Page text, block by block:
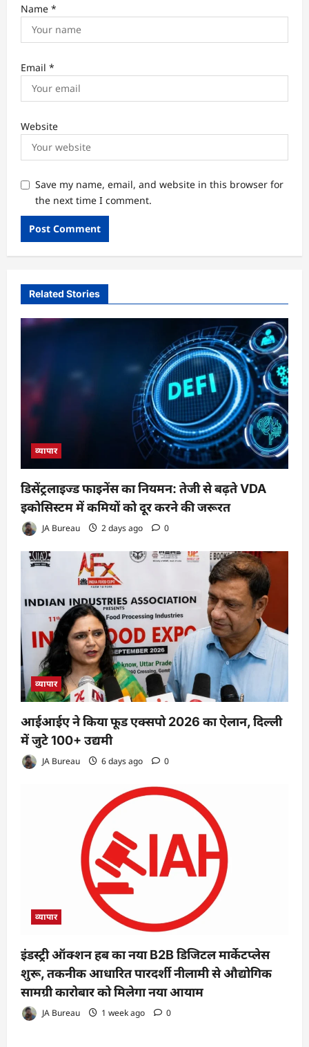
Name *
Email *
Website
Save my name, email, and website in this browser for
the next time I comment.
Related Stories
व्यापार
डिसेंट्रलाइज्ड फाइनेंस का नियमन: तेजी से बढ़ते VDA
इकोसिस्टम में कमियों को दूर करने की जरूरत
JA Bureau 2 days ago 0
व्यापार
आईआईए ने किया फूड एक्सपो 2026 का ऐलान, दिल्ली
में जुटे 100+ उद्यमी
JA Bureau 6 days ago 0
व्यापार
इंडस्ट्री ऑक्शन हब का नया B2B डिजिटल मार्केटप्लेस
शुरू, तकनीक आधारित पारदर्शी नीलामी से औद्योगिक
सामग्री कारोबार को मिलेगा नया आयाम
JA Bureau 1 week ago 0